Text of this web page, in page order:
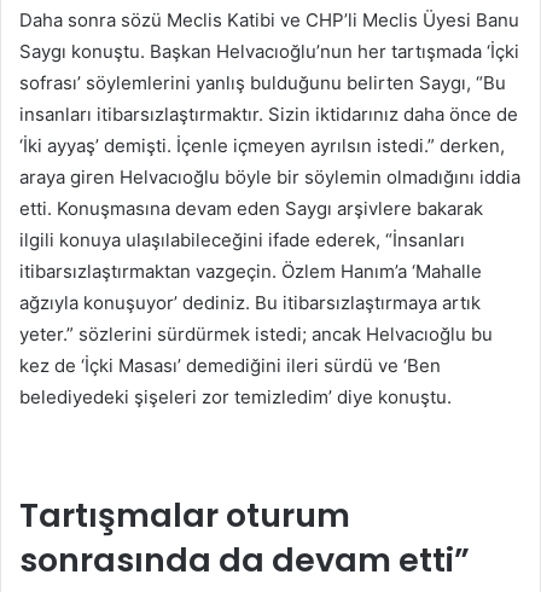
Daha sonra sözü Meclis Katibi ve CHP’li Meclis Üyesi Banu
Saygı konuştu. Başkan Helvacıoğlu’nun her tartışmada ‘İçki
sofrası’ söylemlerini yanlış bulduğunu belirten Saygı, “Bu
insanları itibarsızlaştırmaktır. Sizin iktidarınız daha önce de
‘İki ayyaş’ demişti. İçenle içmeyen ayrılsın istedi.” derken,
araya giren Helvacıoğlu böyle bir söylemin olmadığını iddia
etti. Konuşmasına devam eden Saygı arşivlere bakarak
ilgili konuya ulaşılabileceğini ifade ederek, “İnsanları
itibarsızlaştırmaktan vazgeçin. Özlem Hanım’a ‘Mahalle
ağzıyla konuşuyor’ dediniz. Bu itibarsızlaştırmaya artık
yeter.” sözlerini sürdürmek istedi; ancak Helvacıoğlu bu
kez de ‘İçki Masası’ demediğini ileri sürdü ve ‘Ben
belediyedeki şişeleri zor temizledim’ diye konuştu.
Tartışmalar oturum
sonrasında da devam etti”